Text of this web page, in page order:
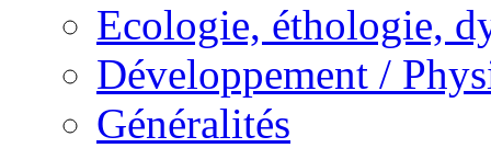
Ecologie, éthologie,
Développement /
Généralités